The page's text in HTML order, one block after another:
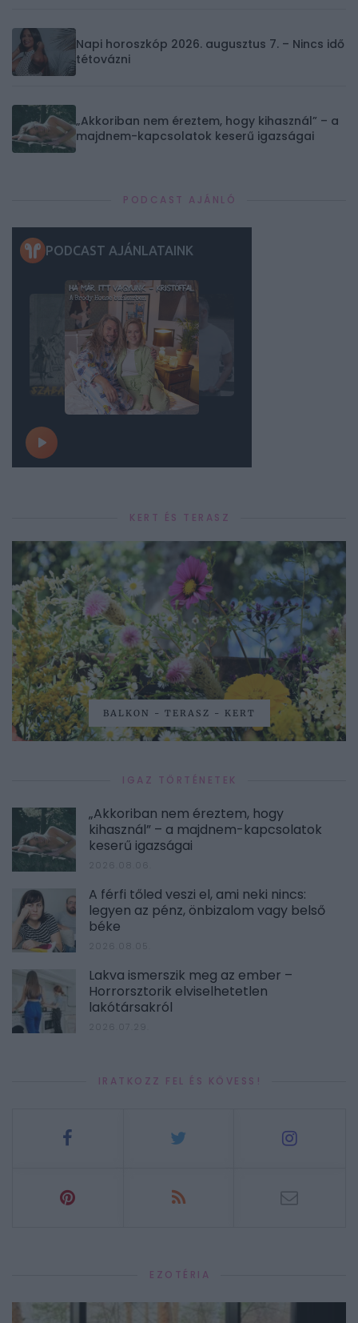
Napi horoszkóp 2026. augusztus 7. – Nincs idő
tétovázni
„Akkoriban nem éreztem, hogy kihasznál” – a
majdnem-kapcsolatok keserű igazságai
PODCAST AJÁNLÓ
KERT ÉS TERASZ
BALKON - TERASZ - KERT
IGAZ TÖRTÉNETEK
„Akkoriban nem éreztem, hogy
kihasznál” – a majdnem-kapcsolatok
keserű igazságai
A férfi tőled veszi el, ami neki nincs:
legyen az pénz, önbizalom vagy belső
béke
Lakva ismerszik meg az ember –
Horrorsztorik elviselhetetlen
lakótársakról
2026.07.29.
IRATKOZZ FEL ÉS KÖVESS!
EZOTÉRIA